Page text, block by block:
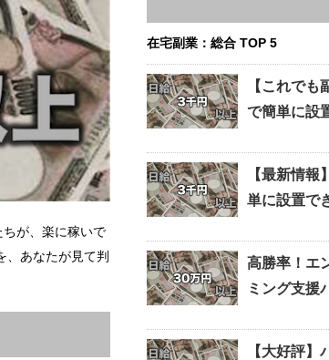
が、楽に稼いで
、あなたが見て判
在宅副業：総合 TOP 5
【これでも
で簡単に設
【最新情報
単に設置で
高勝率！エ
ミング支援
【大好評】